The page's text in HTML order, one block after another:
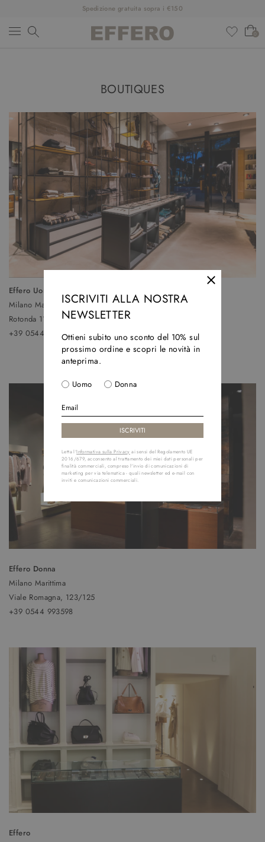
Spedizione gratuita sopra i €150
0
SCARPE
ACCESSORI
DESIGNER
SALDI
OUTFIT
ISCRIVITI ALLA NOSTRA
NEWSLETTER
Ottieni subito uno sconto del 10% sul
prossimo ordine e scopri le novità in
anteprima.
Uomo Donna
Letta l'Informativa sulla Privacy ai sensi del Regolamento UE
2016/679, acconsento al trattamento dei miei dati personali per
finalità commerciali, compreso l'invio di comunicazioni di
marketing per via telematica - quali newsletter ed e-mail con
inviti e comunicazioni commerciali.
BOUTIQUES
Effero Uomo
Milano Marittima
Rotonda 1° Maggio, 11
+39 0544 993690
Effero Donna
Milano Marittima
Viale Romagna, 123/125
+39 0544 993598
Effero